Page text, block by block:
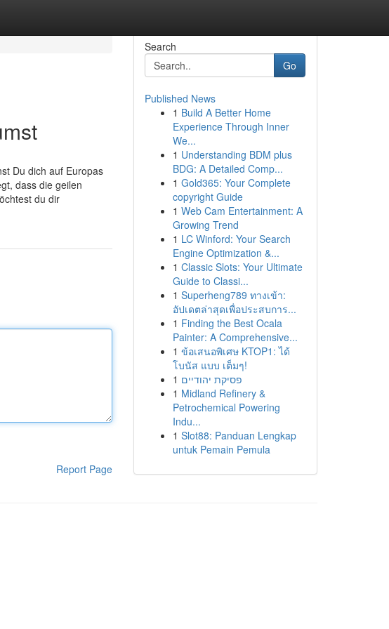
Du dich auf Europas
dass die geilen
du dir
Report Page
Search
Go
Published News
1 Build A Better Home
Experience Through Inner
We...
1 Understanding BDM plus
BDG: A Detailed Comp...
1 Gold365: Your Complete
copyright Guide
1 Web Cam Entertainment: A
Growing Trend
1 LC Winford: Your Search
Engine Optimization &...
1 Classic Slots: Your Ultimate
Guide to Classi...
1 Superheng789 ทางเข้า:
อัปเดตล่าสุดเพื่อประสบการ...
1 Finding the Best Ocala
Painter: A Comprehensive...
1 ข้อเสนอพิเศษ KTOP1: ได้
โบนัส แบบ เต็มๆ!
1 פסיקת יהודיים
1 Midland Refinery &
Petrochemical Powering
Indu...
1 Slot88: Panduan Lengkap
untuk Pemain Pemula